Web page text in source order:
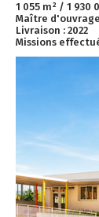
1 055 m² / 1 930
Maître
Livraison : 2022
Missions